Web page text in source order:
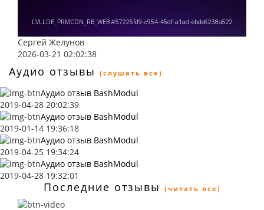
Сергей Желунов
2026-03-21 02:02:38
Аудио отзывы (слушать все)
Аудио отзыв BashModul
2019-04-28 20:02:39
Аудио отзыв BashModul
2019-01-14 19:36:18
Аудио отзыв BashModul
2019-04-25 19:34:24
Аудио отзыв BashModul
2019-04-28 19:32:01
Последние отзывы (читать все)